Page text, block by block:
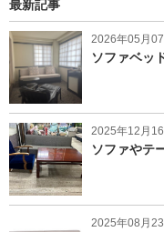
最新記事
2026年05月
ソファベッ
2025年12月
ソファやテ
2025年08月